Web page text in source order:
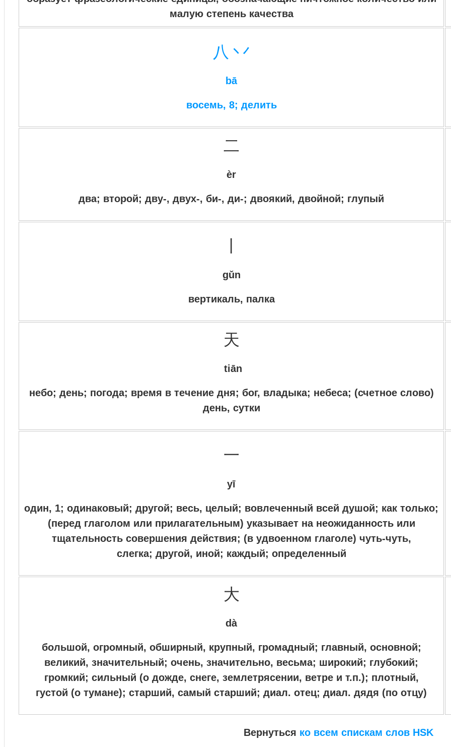
малую степень качества
八 丷
bā
восемь, 8; делить
二
èr
два; второй; дву-, двух-, би-, ди-; двоякий, двойной; глупый
gǔn
вертикаль, палка
天
tiān
небо; день; погода; время в течение дня; бог, владыка; небеса; (счетное слово)
день, сутки
一
yī
один, 1; одинаковый; другой; весь, целый; вовлеченный всей душой; как только;
(перед глаголом или прилагательным) указывает на неожиданность или
тщательность совершения действия; (в удвоенном глаголе) чуть-чуть,
слегка; другой, иной; каждый; определенный
大
dà
большой, огромный, обширный, крупный, громадный; главный, основной;
великий, значительный; очень, значительно, весьма; широкий; глубокий;
громкий; сильный (о дожде, снеге, землетрясении, ветре и т.п.); плотный,
густой (о тумане); старший, самый старший; диал. отец; диал. дядя (по отцу)
Вернуться ко всем спискам слов HSK